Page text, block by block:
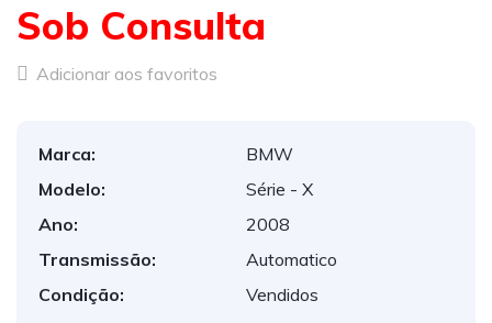
Sob Consulta
Adicionar aos favoritos
Marca:
BMW
Modelo:
Série - X
Ano:
2008
Transmissão:
Automatico
Condição:
Vendidos